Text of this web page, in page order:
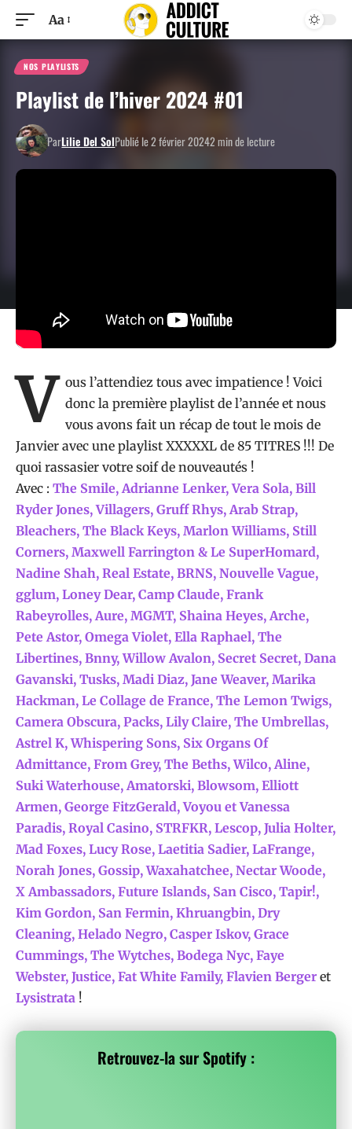
Aa
NOS PLAYLISTS
Playlist de l’hiver 2024 #01
ParLilie Del SolPublié le 2 février 20242 min de lecture
V ous l’attendiez tous avec impatience ! Voici
donc la première playlist de l’année et nous
vous avons fait un récap de tout le mois de
Janvier avec une playlist XXXXXL de 85 TITRES !!! De
quoi rassasier votre soif de nouveautés !
Avec : The Smile, Adrianne Lenker, Vera Sola, Bill
Ryder Jones, Villagers, Gruff Rhys, Arab Strap,
Bleachers, The Black Keys, Marlon Williams, Still
Corners, Maxwell Farrington & Le SuperHomard,
Nadine Shah, Real Estate, BRNS, Nouvelle Vague,
gglum, Loney Dear, Camp Claude, Frank
Rabeyrolles, Aure, MGMT, Shaina Heyes, Arche,
Pete Astor, Omega Violet, Ella Raphael, The
Libertines, Bnny, Willow Avalon, Secret Secret, Dana
Gavanski, Tusks, Madi Diaz, Jane Weaver, Marika
Hackman, Le Collage de France, The Lemon Twigs,
Camera Obscura, Packs, Lily Claire, The Umbrellas,
Astrel K, Whispering Sons, Six Organs Of
Admittance, From Grey, The Beths, Wilco, Aline,
Suki Waterhouse, Amatorski, Blowsom, Elliott
Armen, George FitzGerald, Voyou et Vanessa
Paradis, Royal Casino, STRFKR, Lescop, Julia Holter,
Mad Foxes, Lucy Rose, Laetitia Sadier, LaFrange,
Norah Jones, Gossip, Waxahatchee, Nectar Woode,
X Ambassadors, Future Islands, San Cisco, Tapir!,
Kim Gordon, San Fermin, Khruangbin, Dry
Cleaning, Helado Negro, Casper Iskov, Grace
Cummings, The Wytches, Bodega Nyc, Faye
Webster, Justice, Fat White Family, Flavien Berger et
Lysistrata !
Retrouvez-la sur Spotify :